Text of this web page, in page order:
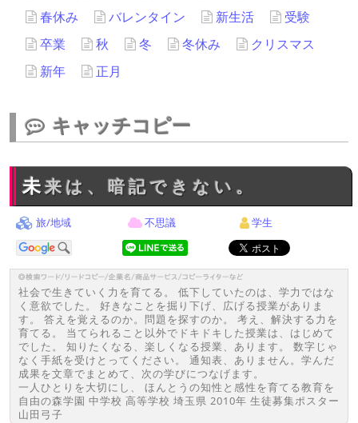
春休み
バレンタイン 新生活
受験
卒業
秋 冬 冬休み
クリスマス
新年
正月
キャッチコピー
未来は、暗記できない。
旅/地域 不思議 学生
社会で生きていく力を育てる。 低下していたのは、学力ではな
く意欲でした。 好きなことを掘り下げ、広げる授業がありま
す。 答えを覚えるのか。問題を探すのか。 考え、解決する力を
育てる。 当てられること以外でドキドキした授業は、はじめて
でした。 知りたくなる、楽しくなる授業、あります。 数字じゃ
なく手紙を受けとってください。 通知表、ありません。学んだ
成果を文章でまとめて、次の学びにつなげます。
一人ひとりを大切にし、 ほんとうの知性と感性を育てる教育を
自由の森学園 中学校 高等学校 埼玉県 2010年 生徒募集ポスター
山田弓子